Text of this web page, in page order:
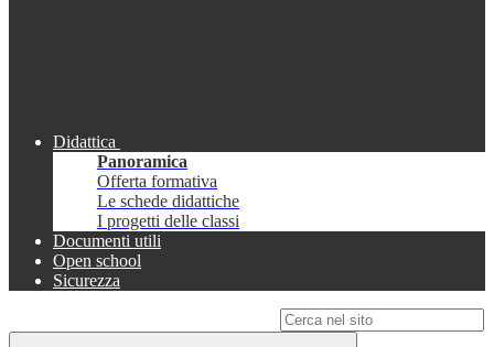
Didattica
Panoramica
Offerta formativa
Le schede didattiche
I progetti delle classi
Documenti utili
Open school
Sicurezza